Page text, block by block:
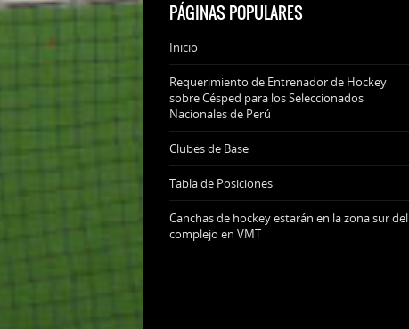
PÁGINAS POPULARES
Inicio
Requerimiento de Entrenador de Hockey
sobre Césped para los Seleccionados
Nacionales de Perú
Clubes de Base
Tabla de Posiciones
Canchas de hockey estarán en la zona sur del
complejo en VMT